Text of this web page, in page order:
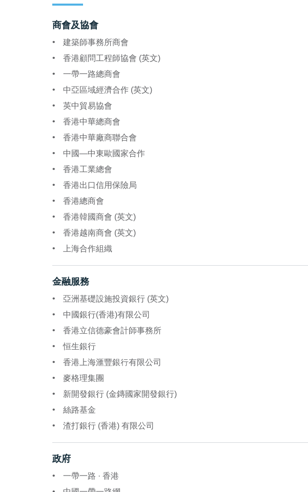
商會及協會
建築師事務所商會
香港顧問工程師協會 (英文)
一帶一路總商會
中亞區域經濟合作 (英文)
英中貿易協會
香港中華總商會
香港中華廠商聯合會
中國—中東歐國家合作
香港工業總會
香港出口信用保險局
香港總商會
香港韓國商會 (英文)
香港越南商會 (英文)
上海合作組織
金融服務
亞洲基礎設施投資銀行 (英文)
中國銀行(香港)有限公司
香港立信德豪會計師事務所
恒生銀行
香港上海滙豐銀行有限公司
麥格理集團
新開發銀行 (金鏄國家開發銀行)
絲路基金
渣打銀行 (香港) 有限公司
政府
一帶一路 · 香港